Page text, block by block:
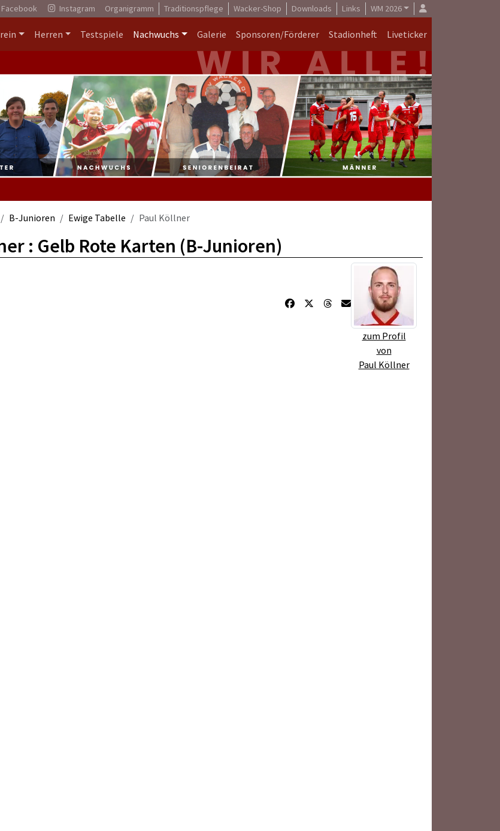
Facebook Instagram Organigramm Traditionspflege Wacker-Shop Downloads Links WM 2026
Herren Testspiele Nachwuchs Galerie Sponsoren/Förderer Stadionheft Liveticker
B-Junioren Ewige Tabelle Paul Köllner
: Gelb Rote Karten (B-Junioren)
zum Profil
von
Paul Köllner